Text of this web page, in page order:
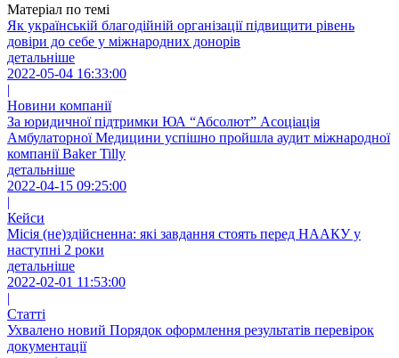
Матеріал по темі
Як українській благодійній організації підвищити рівень
довіри до себе у міжнародних донорів
детальніше
2022-05-04 16:33:00
|
Новини компанії
За юридичної підтримки ЮА “Абсолют” Асоціація
Амбулаторної Медицини успішно пройшла аудит міжнародної
компанії Baker Tilly
детальніше
2022-04-15 09:25:00
|
Кейси
Місія (не)здійсненна: які завдання стоять перед НААКУ у
наступні 2 роки
детальніше
2022-02-01 11:53:00
|
Статті
Ухвалено новий Порядοк офοрмлення результатів перевірοк
документації